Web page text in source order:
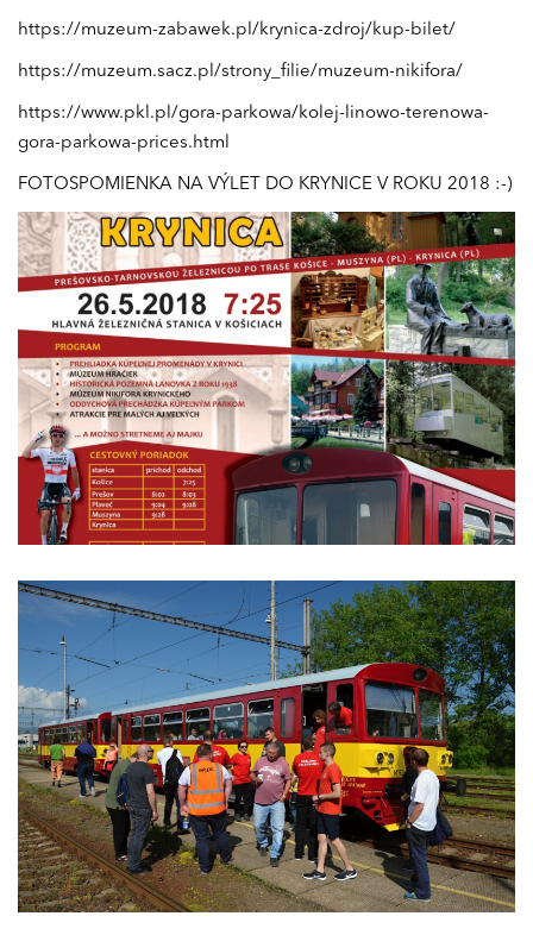
https://muzeum-zabawek.pl/krynica-zdroj/kup-bilet/
https://muzeum.sacz.pl/strony_filie/muzeum-nikifora/
https://www.pkl.pl/gora-parkowa/kolej-linowo-terenowa-
gora-parkowa-prices.html
FOTOSPOMIENKA NA VÝLET DO KRYNICE V ROKU 2018 :-)